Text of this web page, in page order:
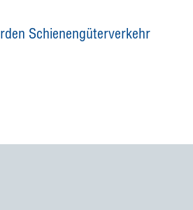
Schienengüterverkehr